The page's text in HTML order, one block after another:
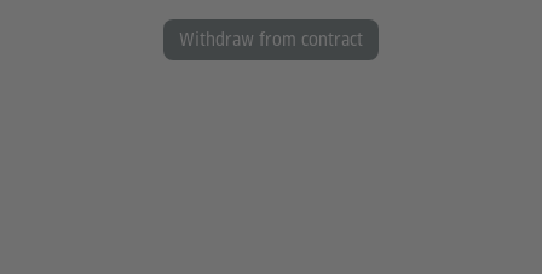
Withdraw from contract